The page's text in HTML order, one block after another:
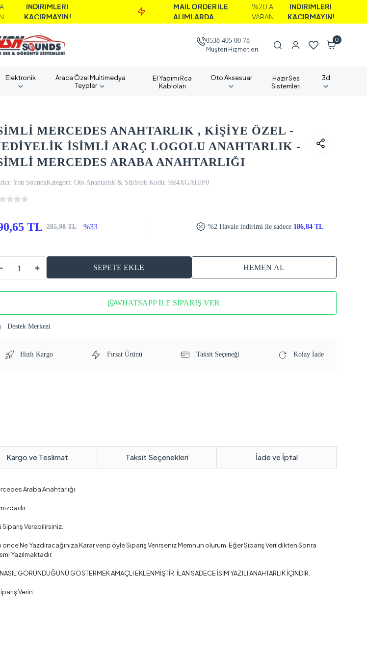
MAİL ORDER İLE
ALIMLARDA
%20'A
İNDİRİMLERİ
KAÇIRMAYIN!
0538 405 00 78
Müşteri Hizmetleri
0
Elektronik
Araca Özel Multimedya
Teypler
El Yapımı Rca
Kabloları
Oto Aksesuar
Hazır Ses
Sistemleri
3d
MERCEDES ANAHTARLIK , KİŞİYE ÖZEL -
İSİMLİ ARAÇ LOGOLU ANAHTARLIK -
MERCEDES ARABA ANAHTARLIĞI
Ysn SoundsKategori: Oto Anahtarlık & SüsStok Kodu: 9R4XGAHJP0
TL 285,98 TL %33 %2 Havale indirimi ile sadece 186,84 TL
SEPETE EKLE HEMEN AL
WHATSAPP İLE SİPARİŞ VER
Destek Merkezi
Hızlı Kargo Fırsat Ürünü Taksit Seçeneği Kolay İade
Kargo ve Teslimat Taksit Seçenekleri İade ve İptal
Araba Anahtarlığı
Sipariş Verebilirsiniz.
Ne Yazdıracağınıza Karar verip öyle Sipariş Verirseniz Memnun olurum. Eğer Sipariş Verildikten Sonra
Yazılmaktadır.
GÖRÜNDÜĞÜNÜ GÖSTERMEK AMAÇLI EKLENMİŞTİR. İLAN SADECE İSİM YAZILI ANAHTARLIK İÇİNDİR.
Verin.